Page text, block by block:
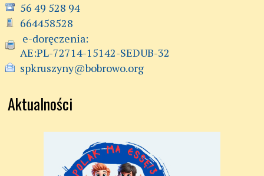
56 49 528 94
664458528
AE:PL-72714-15142-SEDUB-32
spkruszyny@bobrowo.org
Aktualności